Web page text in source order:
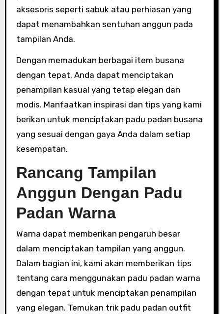
aksesoris seperti sabuk atau perhiasan yang
dapat menambahkan sentuhan anggun pada
tampilan Anda.
Dengan memadukan berbagai item busana
dengan tepat, Anda dapat menciptakan
penampilan kasual yang tetap elegan dan
modis. Manfaatkan inspirasi dan tips yang kami
berikan untuk menciptakan padu padan busana
yang sesuai dengan gaya Anda dalam setiap
kesempatan.
Rancang Tampilan
Anggun Dengan Padu
Padan Warna
Warna dapat memberikan pengaruh besar
dalam menciptakan tampilan yang anggun.
Dalam bagian ini, kami akan memberikan tips
tentang cara menggunakan padu padan warna
dengan tepat untuk menciptakan penampilan
yang elegan. Temukan trik padu padan outfit